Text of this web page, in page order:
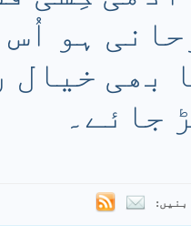
ہو
بھی خیال
جائے۔
بنیں: